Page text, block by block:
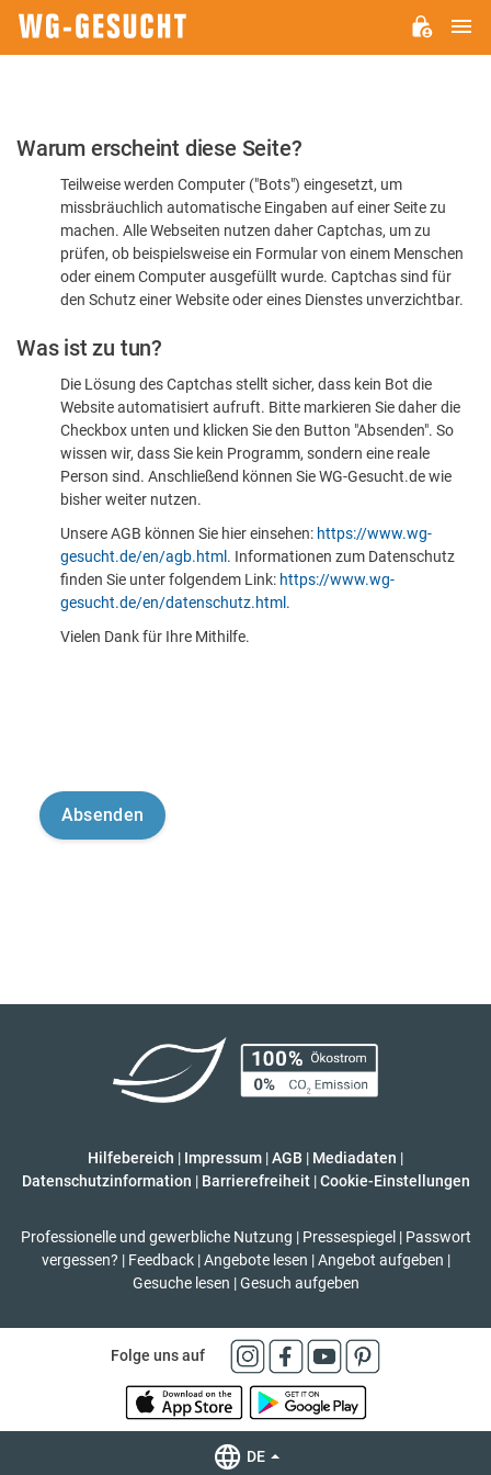
Bitte
dass
sind
Warum erscheint diese Seite?
Teilweise werden Computer ("Bots") eingesetzt, um
missbräuchlich automatische Eingaben auf einer Seite zu
machen. Alle Webseiten nutzen daher Captchas, um zu
prüfen, ob beispielsweise ein Formular von einem Menschen
oder einem Computer ausgefüllt wurde. Captchas sind für
den Schutz einer Website oder eines Dienstes unverzichtbar.
Was ist zu tun?
Die Lösung des Captchas stellt sicher, dass kein Bot die
Website automatisiert aufruft. Bitte markieren Sie daher die
Checkbox unten und klicken Sie den Button "Absenden". So
wissen wir, dass Sie kein Programm, sondern eine reale
Person sind. Anschließend können Sie WG-Gesucht.de wie
bisher weiter nutzen.
Unsere AGB können Sie hier einsehen: https://www.wg-
gesucht.de/en/agb.html . Informationen zum Datenschutz
finden Sie unter folgendem Link: https://www.wg-
gesucht.de/en/datenschutz.html .
Vielen Dank für Ihre Mithilfe.
Hilfebereich | Impressum |AGB | Mediadaten |
Datenschutzinformation | Barrierefreiheit | Cookie-Einstellungen
Professionelle und gewerbliche Nutzung | Pressespiegel | Passwort
vergessen? | Feedback | Angebote lesen | Angebot aufgeben |
Gesuche lesen | Gesuch aufgeben
Folge uns auf
DE